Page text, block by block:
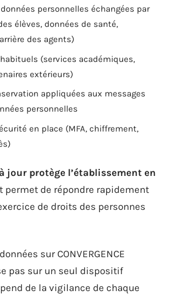
personnelles échangées par
élèves, données de santé,
des agents)
(services académiques,
extérieurs)
appliquées aux messages
personnelles
en place (MFA, chiffrement,
jour protège l’établissement en
permet de répondre rapidement
de droits des personnes
sur CONVERGENCE
pas sur un seul dispositif
de la vigilance de chaque